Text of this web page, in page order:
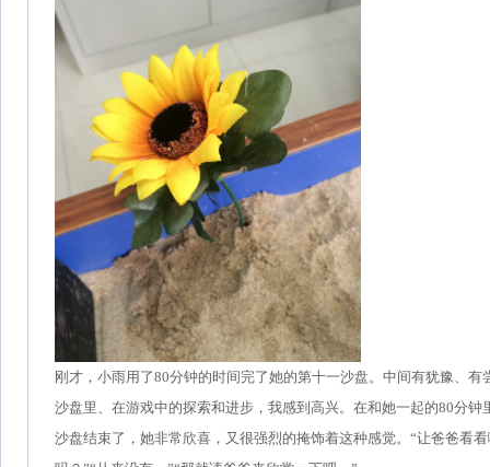
刚才，小雨用了80分钟的时间完了她的第十一沙盘。中间有犹豫、
沙盘里、在游戏中的探索和进步，我感到高兴。在和她一起的80分
沙盘结束了，她非常欣喜，又很强烈的掩饰着这种感觉。“让爸爸看